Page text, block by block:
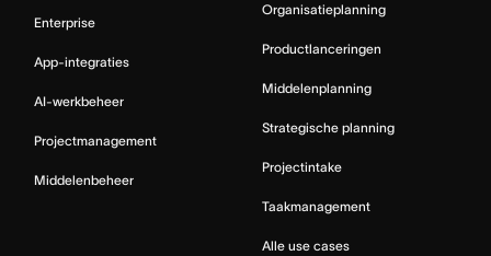
Enterprise
App-integraties
AI-werkbeheer
Projectmanagement
Middelenbeheer
Organisatieplanning
Productlanceringen
Middelenplanning
Strategische planning
Projectintake
Taakmanagement
Alle use cases